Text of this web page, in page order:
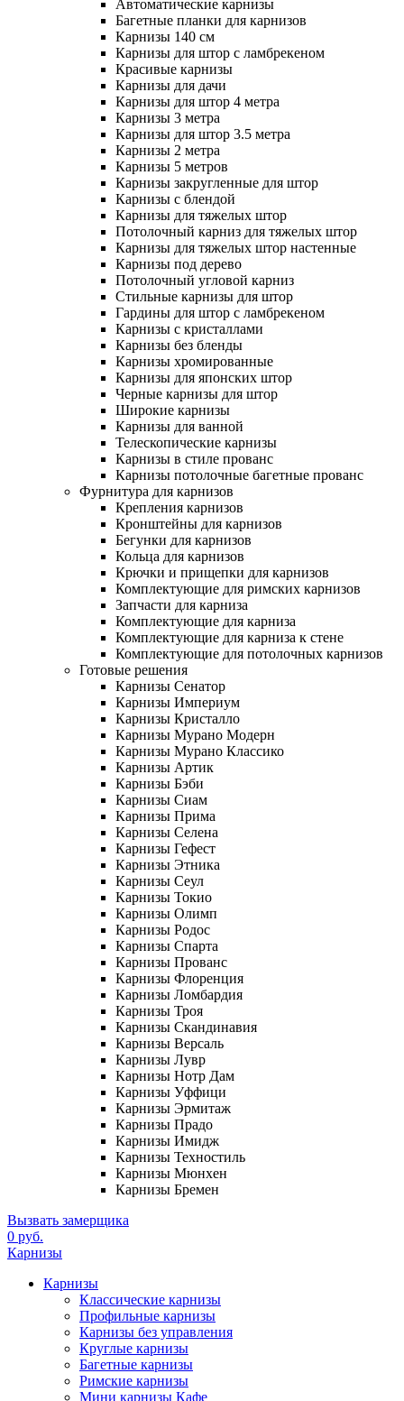
Автоматические карнизы
Багетные планки для карнизов
Карнизы 140 см
Карнизы для штор с ламбрекеном
Красивые карнизы
Карнизы для дачи
Карнизы для штор 4 метра
Карнизы 3 метра
Карнизы для штор 3.5 метра
Карнизы 2 метра
Карнизы 5 метров
Карнизы закругленные для штор
Карнизы с блендой
Карнизы для тяжелых штор
Потолочный карниз для тяжелых штор
Карнизы для тяжелых штор настенные
Карнизы под дерево
Потолочный угловой карниз
Стильные карнизы для штор
Гардины для штор с ламбрекеном
Карнизы с кристаллами
Карнизы без бленды
Карнизы хромированные
Карнизы для японских штор
Черные карнизы для штор
Широкие карнизы
Карнизы для ванной
Телескопические карнизы
Карнизы в стиле прованс
Карнизы потолочные багетные прованс
Фурнитура для карнизов
Крепления карнизов
Кронштейны для карнизов
Бегунки для карнизов
Кольца для карнизов
Крючки и прищепки для карнизов
Комплектующие для римских карнизов
Запчасти для карниза
Комплектующие для карниза
Комплектующие для карниза к стене
Комплектующие для потолочных карнизов
Готовые решения
Карнизы Сенатор
Карнизы Империум
Карнизы Кристалло
Карнизы Мурано Модерн
Карнизы Мурано Классико
Карнизы Артик
Карнизы Бэби
Карнизы Сиам
Карнизы Прима
Карнизы Селена
Карнизы Гефест
Карнизы Этника
Карнизы Сеул
Карнизы Токио
Карнизы Олимп
Карнизы Родос
Карнизы Спарта
Карнизы Прованс
Карнизы Флоренция
Карнизы Ломбардия
Карнизы Троя
Карнизы Скандинавия
Карнизы Версаль
Карнизы Лувр
Карнизы Нотр Дам
Карнизы Уффици
Карнизы Эрмитаж
Карнизы Прадо
Карнизы Имидж
Карнизы Техностиль
Карнизы Мюнхен
Карнизы Бремен
Вызвать замерщика
0 руб.
Карнизы
Карнизы
Классические карнизы
Профильные карнизы
Карнизы без управления
Круглые карнизы
Багетные карнизы
Римские карнизы
Мини карнизы Кафе